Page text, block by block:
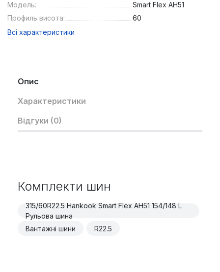
Модель:
Smart Flex AH51
Профиль висота:
60
Всі характеристики
Опис
Характеристики
Відгуки (0)
Комплекти шин
315/60R22.5 Hankook Smart Flex AH51 154/148 L
Рульова шина
Вантажні шини
R22.5